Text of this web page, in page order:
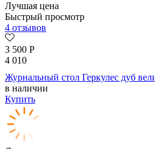
Лучшая цена
Быстрый просмотр
4 отзывов
3 500 Р
4 010
Журнальный стол Геркулес дуб
в наличии
Купить